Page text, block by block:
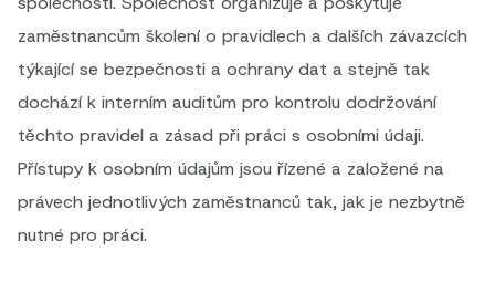
zaměstnancům školení o pravidlech a dalších závazcích
týkající se bezpečnosti a ochrany dat a stejně tak
dochází k interním auditům pro kontrolu dodržování
těchto pravidel a zásad při práci s osobními údaji.
Přístupy k osobním údajům jsou řízené a založené na
právech jednotlivých zaměstnanců tak, jak je nezbytně
nutné pro práci.